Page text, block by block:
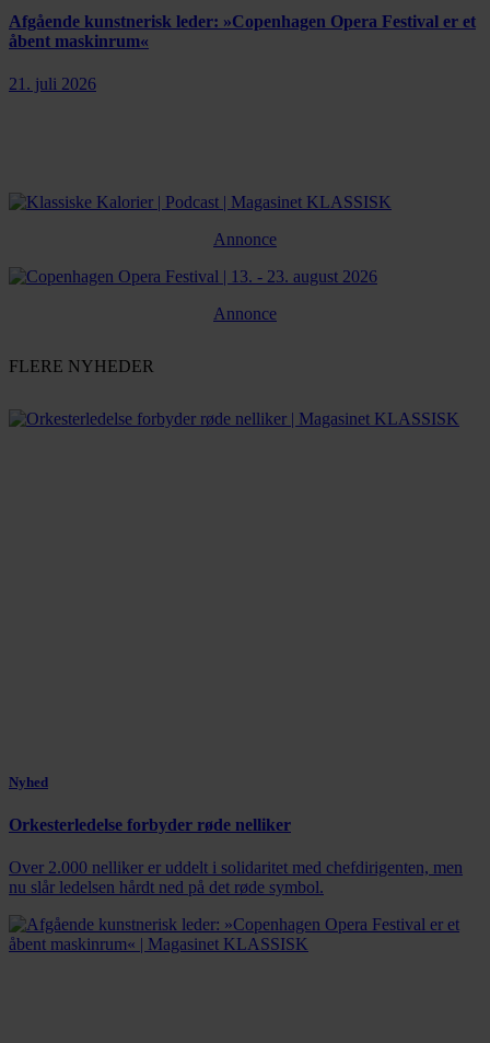
Afgående kunstnerisk leder: »Copenhagen Opera Festival er et
åbent maskinrum«
21. juli 2026
Annonce
Annonce
FLERE NYHEDER
Nyhed
Orkesterledelse forbyder røde nelliker
Over 2.000 nelliker er uddelt i solidaritet med chefdirigenten, men
nu slår ledelsen hårdt ned på det røde symbol.